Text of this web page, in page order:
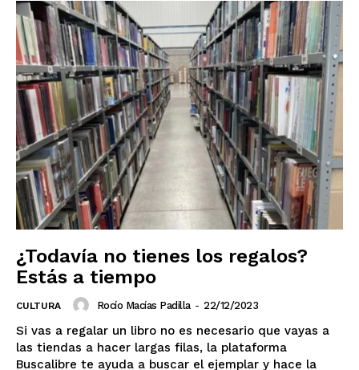
¿Todavía no tienes los regalos?
Estás a tiempo
CULTURA Rocío Macías Padilla - 22/12/2023
Si vas a regalar un libro no es necesario que vayas a
las tiendas a hacer largas filas, la plataforma
Buscalibre te ayuda a buscar el ejemplar y hace la